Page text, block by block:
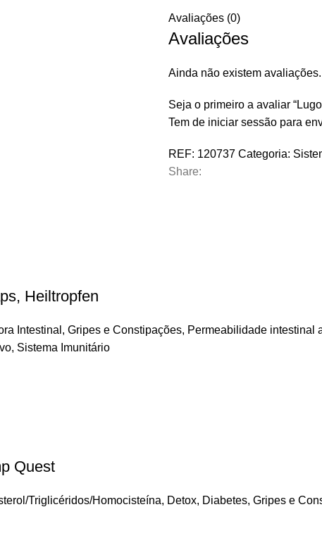
Avaliações (0)
Avaliações
Ainda não existem avaliações.
Seja o primeiro a avaliar
Tem de iniciar sessão para
REF: 120737 Categoria:
Share:
Heiltropfen
Intestinal , Gripes e Constipações, Permeabilidade intestinal
, Sistema Imunitário
Quest
Triglicéridos/Homocisteína, Detox, Diabetes, Gripes e